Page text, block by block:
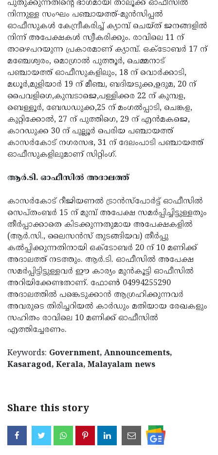
പുതുക്കുന്നതിന്റെ ഭാഗമായി താലൂക്ക് ഓഫീസില്‍
നിന്നുള്ള സംഘം പഞ്ചായത്ത്-മുന്‍സിപ്പല്‍
ഓഫീസുകള്‍ കേന്ദ്രീകരിച്ച് ക്യാമ്പ് ചെയ്ത് ജനങ്ങളില്‍
നിന്ന് അപേക്ഷകള്‍ സ്വീകരിക്കും. രാവിലെ 11 ന്
താഴെപറയുന്ന പ്രകാരമാണ് ക്യാമ്പ്. ഒക്‌ടോബര്‍ 17 ന്
മഞ്ചേശ്വരം, മൊഗ്രാല്‍ പുത്തൂര്‍, ചെമ്മനാട്
പഞ്ചായത്ത് ഓഫീസുകളിലും, 18 ന് വൊര്‍ക്കാടി,
മധൂര്‍,മുളിയാര്‍ 19 ന് മീഞ്ച, ബദിയടുക്ക,ഉദുമ, 20 ന്
പൈവളിഗെ,കുമ്പടാജെ,പള്ളിക്കര 22 ന് കുമ്പള,
ബെള്ളൂര്‍, ബേഡഡുക്ക,25 ന് മംഗല്‍പ്പാടി, ചെങ്കള,
കുറ്റിക്കോല്‍, 27 ന് പുത്തിഗെ, 29 ന് എന്‍മകജെ,
കാറഡുക്ക 30 ന് പുല്ലൂര്‍ പെരിയ പഞ്ചായത്ത്
കാസര്‍കോട് നഗരസഭ, 31 ന് ദേലംപാടി പഞ്ചായത്ത്
ഓഫീസുകളിലുമാണ് സിറ്റിംഗ്.
ആര്‍.ടി. ഓഫീസില്‍ അദാലത്ത്
കാസര്‍കോട് റീജിയണല്‍ ട്രാന്‍സ്‌പോര്‍ട്ട് ഓഫീസില്‍
സെപ്തംബര്‍ 15 ന് മുമ്പ് അപേക്ഷ സമര്‍പ്പിച്ചിട്ടുള്ളതും
തീര്‍പ്പാക്കാതെ കിടക്കുന്നതുമായ അപേക്ഷകളില്‍
(ആര്‍.സി., ലൈസന്‍സ് തുടങ്ങിയവ) തീര്‍പ്പു
കല്‍പ്പിക്കുന്നതിനായി ഒക്‌ടോബര്‍ 20 ന് 10 മണിക്ക്
അദാലത്ത് നടത്തും. ആര്‍.ടി. ഓഫീസില്‍ അപേക്ഷ
സമര്‍പ്പിട്ടിട്ടുള്ളവര്‍ ഈ കാര്യം മുന്‍കൂട്ടി ഓഫീസില്‍
അറിയിക്കേണ്ടതാണ്. ഫോണ്‍ 04994255290
അദാലത്തില്‍ പങ്കെടുക്കാന്‍ ആഗ്രഹിക്കുന്നവര്‍
അവരുടെ തിരിച്ചറിയല്‍ കാര്‍ഡും മതിയായ രേഖകളും
സഹിതം രാവിലെ 10 മണിക്ക് ഓഫീസില്‍
എത്തിച്ചേരണം.
Keywords: Government, Announcements,
Kasaragod, Kerala, Malayalam news
Share this story